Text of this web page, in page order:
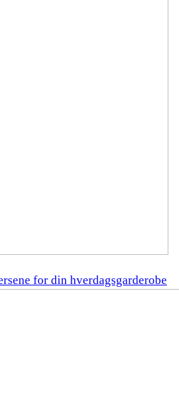
for din hverdagsgarderobe